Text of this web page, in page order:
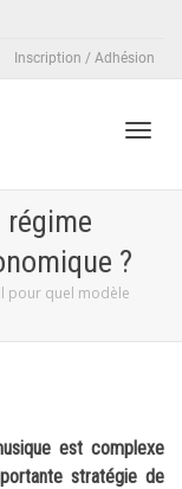
Inscription / Adhésion
régime
?
pour quel modèle
est complexe
stratégie de